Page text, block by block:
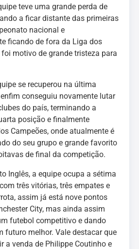
teve uma grande perda de
a ficar distante das primeiras
nacional e
ficando de fora da Liga dos
foi motivo de grande tristeza para
se recuperou na última
conseguiu novamente lutar
do país, terminando a
posição e finalmente
Campeões, onde atualmente é
do seu grupo e grande favorito
de final da competição.
Inglês, a equipe ocupa a sétima
três vitórias, três empates e
assim já está nove pontos
City, mas ainda assim
futebol competitivo e dando
futuro melhor. Vale destacar que
a venda de Philippe Coutinho e